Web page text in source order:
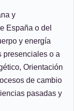
y
España o del
y energía
presenciales o a
Orientación
de cambio
pasadas y